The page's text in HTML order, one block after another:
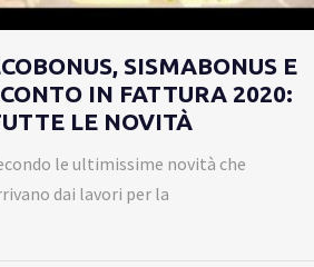
SISMABONUS E
IN FATTURA 2020:
LE NOVITÀ
le ultimissime novità che
dai lavori per la